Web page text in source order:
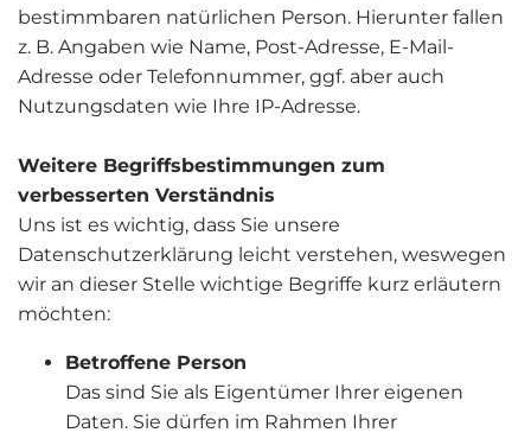
bestimmbaren natürlichen Person. Hierunter fallen
z. B. Angaben wie Name, Post-Adresse, E-Mail-
Adresse oder Telefonnummer, ggf. aber auch
Nutzungsdaten wie Ihre IP-Adresse.
Weitere Begriffsbestimmungen zum
verbesserten Verständnis
Uns ist es wichtig, dass Sie unsere
Datenschutzerklärung leicht verstehen, weswegen
wir an dieser Stelle wichtige Begriffe kurz erläutern
möchten:
Betroffene Person
Das sind Sie als Eigentümer Ihrer eigenen
Daten. Sie dürfen im Rahmen Ihrer